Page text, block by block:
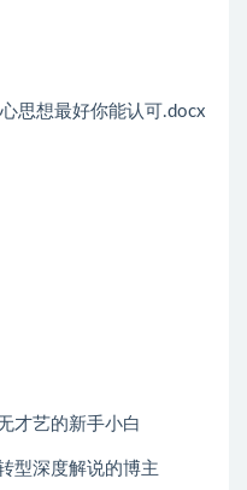
思想最好你能认可.docx
才艺的新手小白
型深度解说的博主